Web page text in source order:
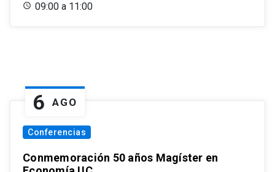
09:00 a 11:00
6 AGO
Conferencias
Conmemoración 50 años Magíster en